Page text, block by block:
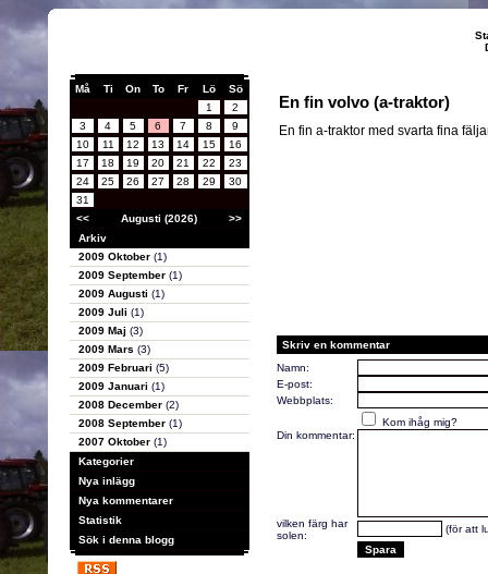
Må Ti On To Fr Lö
Sö
1
2
3
4 5 6 7 8
9
10
11 12 13 14 15
16
17
18 19 20 21 22
23
24
25 26 27 28 29
30
31
<<
Augusti (2026)
>>
Arkiv
2009 Oktober (1)
2009 September (1)
2009 Augusti (1)
2009 Juli (1)
2009 Maj (3)
2009 Mars (3)
2009 Februari (5)
2009 Januari (1)
2008 December (2)
2008 September (1)
2007 Oktober (1)
Kategorier
Nya inlägg
Nya kommentarer
Statistik
Sök i denna blogg
En fin volvo (a-traktor)
En fin a-traktor med svarta fina
Skriv en kommentar
Namn:
E-post:
Webbplats:
Kom ihåg mig?
Din kommentar:
vilken färg har
solen:
(för att